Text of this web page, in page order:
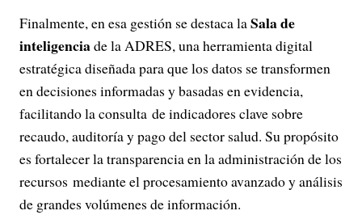
Finalmente, en esa gestión se destaca laSala de
inteligenciade la ADRES, una herramienta digital
estratégica diseñada para que los datos se transformen
en decisiones informadas y basadas en evidencia,
facilitando la consulta de indicadores clave sobre
recaudo, auditoría y pago del sector salud. Su propósito
es fortalecer la transparencia en la administración de los
recursos mediante el procesamiento avanzado y análisis
de grandes volúmenes de información.